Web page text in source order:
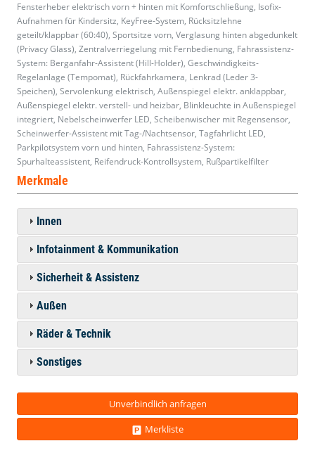
Fensterheber elektrisch vorn + hinten mit Komfortschließung, Isofix-
Aufnahmen für Kindersitz, KeyFree-System, Rücksitzlehne
geteilt/klappbar (60:40), Sportsitze vorn, Verglasung hinten abgedunkelt
(Privacy Glass), Zentralverriegelung mit Fernbedienung, Fahrassistenz-
System: Berganfahr-Assistent (Hill-Holder), Geschwindigkeits-
Regelanlage (Tempomat), Rückfahrkamera, Lenkrad (Leder 3-
Speichen), Servolenkung elektrisch, Außenspiegel elektr. anklappbar,
Außenspiegel elektr. verstell- und heizbar, Blinkleuchte in Außenspiegel
integriert, Nebelscheinwerfer LED, Scheibenwischer mit Regensensor,
Scheinwerfer-Assistent mit Tag-/Nachtsensor, Tagfahrlicht LED,
Parkpilotsystem vorn und hinten, Fahrassistenz-System:
Spurhalteassistent, Reifendruck-Kontrollsystem, Rußpartikelfilter
Merkmale
Innen
Infotainment & Kommunikation
Sicherheit & Assistenz
Außen
Räder & Technik
Sonstiges
Unverbindlich anfragen
Merkliste